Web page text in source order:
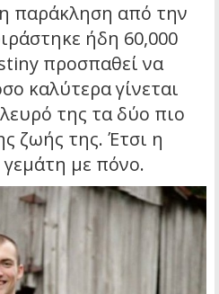
παράκληση από την
ήδη 60,000
προσπαθεί να
καλύτερα γίνεται
της τα δύο πιο
ζωής της. Έτσι η
γεμάτη με πόνο.